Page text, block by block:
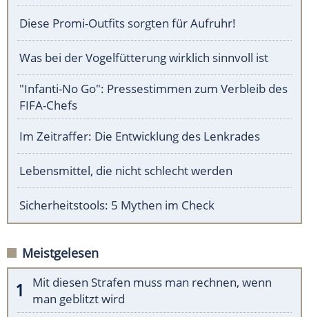
Diese Promi-Outfits sorgten für Aufruhr!
Was bei der Vogelfütterung wirklich sinnvoll ist
"Infanti-No Go": Pressestimmen zum Verbleib des
FIFA-Chefs
Im Zeitraffer: Die Entwicklung des Lenkrades
Lebensmittel, die nicht schlecht werden
Sicherheitstools: 5 Mythen im Check
Meistgelesen
Mit diesen Strafen muss man rechnen, wenn
man geblitzt wird